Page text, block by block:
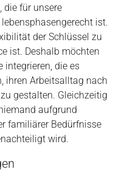
die für unsere
ist.
der Schlüssel zu
ist. Deshalb möchten
die es
ihren Arbeitsalltag nach
gestalten. Gleichzeitig
aufgrund
familiärer Bedürfnisse
wird.